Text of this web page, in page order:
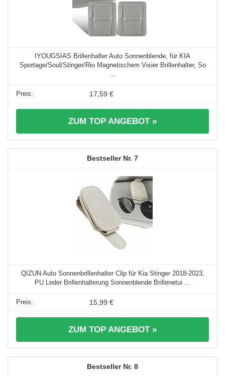
IYOUGSIAS Brillenhalter Auto Sonnenblende, für KIA
Sportage/Soul/Stinger/Rio Magnetischem Visier Brillenhalter, So
...
17,59 €
ZUM TOP ANGEBOT »
7
QIZUN Auto Sonnenbrillenhalter Clip für Kia Stinger 2018-2023,
PU Leder Brillenhalterung Sonnenblende Brillenetui ...
15,99 €
ZUM TOP ANGEBOT »
8